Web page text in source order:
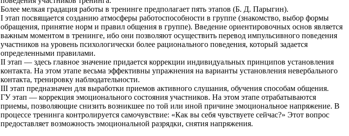
Более мелкая градация работы в тренинге предполагает пять этапов (Б. Д. Парыгин).
I этап посвящается созданию атмосферы работоспособности в группе (знакомство, выбор формы
обращения, принятие норм и правил общения в группе). Введение ориентировочных основ является
важным моментом в тренинге, ибо они позволяют осуществить перевод импульсивного поведения
участников на уровень психологически более рационального поведения, который задается
определенными правилами.
II этап — здесь главное значение придается коррекции индивидуальных принципов установления
контакта. На этом этапе весьма эффективны упражнения на варианты установления невербального
контакта, тренировку наблюдательности.
III этап предназначен для выработки приемов активного слушания, обучения способам общения.
ГУ этап — коррекция эмоционального состояния участников. На этом этапе отрабатываются
приемы, позволяющие снизить возникшее по той или иной причине эмоциональное напряжение. В
процессе тренинга контролируется самочувствие: «Как вы себя чувствуете сейчас?» Этот вопрос
предоставляет возможность эмоциональной разрядки, снятия напряжения.